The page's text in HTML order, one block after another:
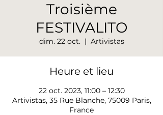
Troisième
FESTIVALITO
dim. 22 oct.
  |
Artivistas
Heure et lieu
22 oct. 2023, 11:00 – 12:30
Artivistas, 35 Rue Blanche, 75009 Paris,
France